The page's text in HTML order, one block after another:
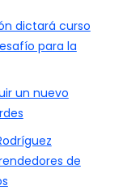
dictará curso
para la
un nuevo
de